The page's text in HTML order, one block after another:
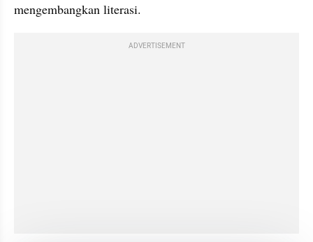
mengembangkan literasi.
ADVERTISEMENT